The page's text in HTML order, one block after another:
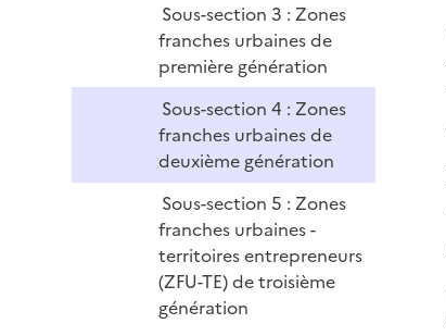
Sous-section 3 : Zones
franches urbaines de
première génération
Sous-section 4 : Zones
franches urbaines de
deuxième génération
Sous-section 5 : Zones
franches urbaines -
territoires entrepreneurs
(ZFU-TE) de troisième
génération